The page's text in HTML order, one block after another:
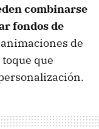
combinarse
fondos de
de
que